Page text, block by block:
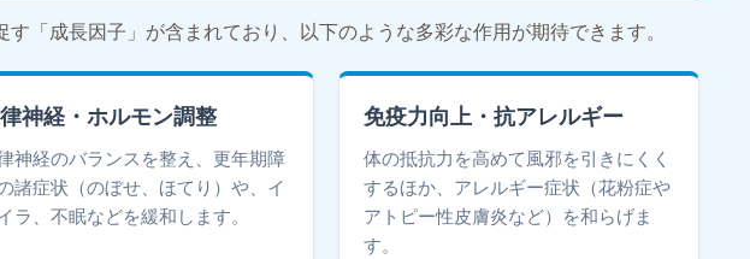
「成長因子」が含まれており、以下のような多彩な作用が期待できます。
神経・ホルモン調整
神経のバランスを整え、更年期障
諸症状（のぼせ、ほてり）や、イ
ラ、不眠などを緩和します。
免疫力向上・抗アレルギー
体の抵抗力を高めて風邪を引きにくく
するほか、アレルギー症状（花粉症や
アトピー性皮膚炎など）を和らげま
す。